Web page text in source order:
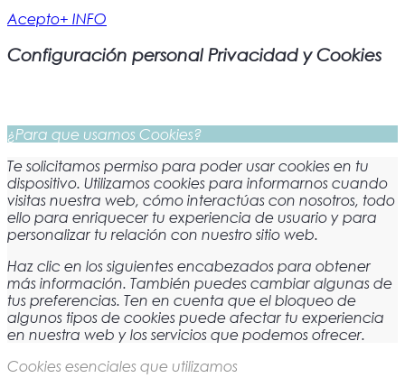
Acepto+ INFO
Configuración personal Privacidad y Cookies
¿Para que usamos Cookies?
Te solicitamos permiso para poder usar cookies en tu
dispositivo. Utilizamos cookies para informarnos cuando
visitas nuestra web, cómo interactúas con nosotros, todo
ello para enriquecer tu experiencia de usuario y para
personalizar tu relación con nuestro sitio web.
Haz clic en los siguientes encabezados para obtener
más información. También puedes cambiar algunas de
tus preferencias. Ten en cuenta que el bloqueo de
algunos tipos de cookies puede afectar tu experiencia
en nuestra web y los servicios que podemos ofrecer.
Cookies esenciales que utilizamos